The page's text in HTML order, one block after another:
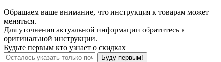
Обращаем ваше внимание, что инструкция к товарам может
меняться.
Для уточнения актуальной информации обратитесь к
оригинальной инструкции.
Будьте первым кто узнает о скидках
Буду первым!